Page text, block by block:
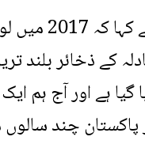
انہوں نے
کے ذخائر
ہے اور آج ہم
پاکستان چند